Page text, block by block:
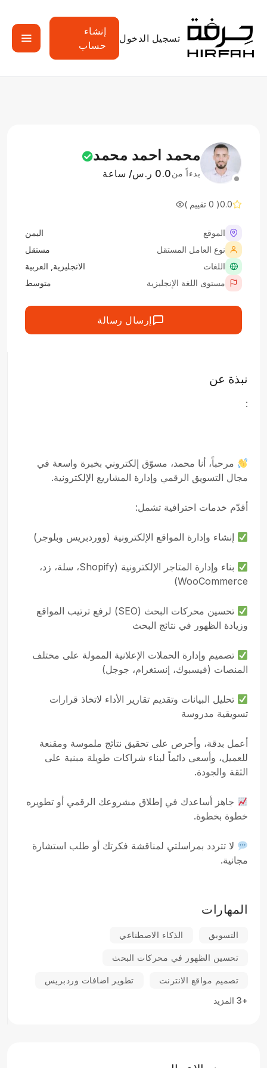
تسجيل الدخول
إنشاء
حساب
محمد احمد محمد
بدءاً من0.0 ر.س/ ساعة
0.0( 0 تقييم )
الموقع
اليمن
نوع العامل المستقل
مستقل
اللغات
الانجليزية, العربية
مستوى اللغة الإنجليزية
متوسط
إرسال رسالة
نبذة عن
:
مرحباً، أنا محمد، مسوّق إلكتروني بخبرة واسعة في
مجال التسويق الرقمي وإدارة المشاريع الإلكترونية.
أقدّم خدمات احترافية تشمل:
إنشاء وإدارة المواقع الإلكترونية (ووردبريس وبلوجر)
بناء وإدارة المتاجر الإلكترونية (Shopify، سلة، زد،
WooCommerce)
تحسين محركات البحث (SEO) لرفع ترتيب المواقع
وزيادة الظهور في نتائج البحث
تصميم وإدارة الحملات الإعلانية الممولة على مختلف
المنصات (فيسبوك، إنستغرام، جوجل)
تحليل البيانات وتقديم تقارير الأداء لاتخاذ قرارات
تسويقية مدروسة
أعمل بدقة، وأحرص على تحقيق نتائج ملموسة ومقنعة
للعميل، وأسعى دائماً لبناء شراكات طويلة مبنية على
الثقة والجودة.
جاهز أساعدك في إطلاق مشروعك الرقمي أو تطويره
خطوة بخطوة.
لا تتردد بمراسلتي لمناقشة فكرتك أو طلب استشارة
مجانية.
المهارات
التسويق الذكاء الاصطناعي
تحسين الظهور في محركات البحث
تصميم مواقع الانترنت
تطوير اضافات وردبريس
+3 المزيد